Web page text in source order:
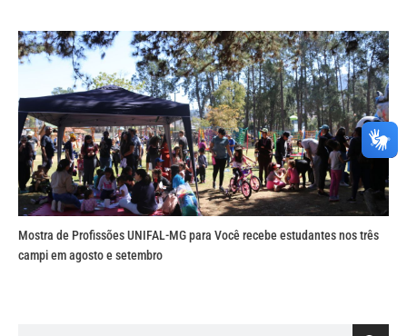
Mostra de Profissões UNIFAL-MG para Você recebe estudantes nos três
campi em agosto e setembro